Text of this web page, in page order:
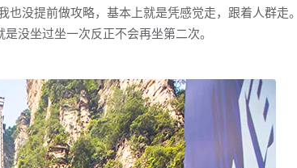
没提前做攻略，基本上就是凭感觉走，跟着人群走
没坐过坐一次反正不会再坐第二次。